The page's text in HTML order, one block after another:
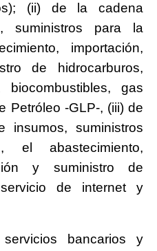
(ii) de la cadena
suministros para la
importación,
de hidrocarburos,
biocombustibles, gas
Petróleo -GLP-, (iii) de
insumos, suministros
el abastecimiento,
y suministro de
de internet y
bancarios y